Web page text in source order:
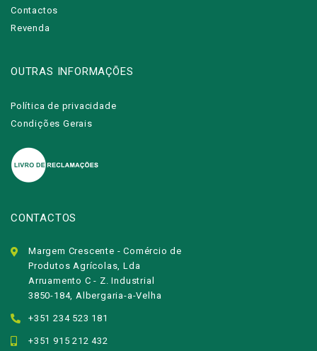
Contactos
Revenda
OUTRAS INFORMAÇÕES
Política de privacidade
Condições Gerais
CONTACTOS
Margem Crescente - Comércio de
Produtos Agrícolas, Lda
Arruamento C - Z. Industrial
3850-184, Albergaria-a-Velha
+351 234 523 181
+351 915 212 432